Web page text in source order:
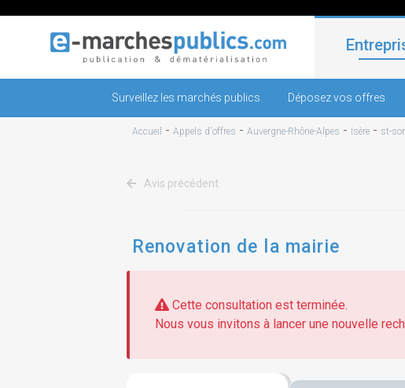
Surveillez les marchés publics Déposez vos offres
Accueil - Appels d'offres - Auvergne-Rhône-Alpes - Isère - st-
Avis précédent
Renovation de la mairie
Cette consultation est terminée.
Nous vous invitons à lancer une nouvelle